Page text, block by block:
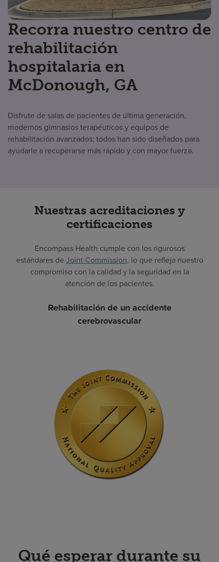
Recorra nuestro centro de
rehabilitación
hospitalaria en
McDonough, GA
Disfrute de salas de pacientes de última generación,
modernos gimnasios terapéuticos y equipos de
rehabilitación avanzados; todos han sido diseñados para
ayudarle a recuperarse más rápido y con mayor fuerza.
Nuestras acreditaciones y
certificaciones
Encompass Health cumple con los rigurosos
estándares de Joint Commission, lo que refleja nuestro
compromiso con la calidad y la seguridad en la
atención de los pacientes.
Rehabilitación de un accidente
cerebrovascular
Qué esperar durante su